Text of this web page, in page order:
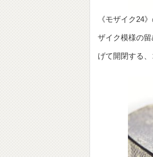
《モザイク24
ザイク模様の
げて開閉する